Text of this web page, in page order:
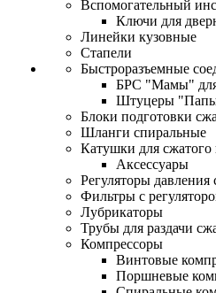
Вспомогательный
Ключи для
Линейки кузовные
Стапели
Быстроразъемные
БРС "Мамы" для
Штуцеры
Блоки подготовки
Шланги спиральные
Катушки для сжатого
Аксессуары
Регуляторы давления
Фильтры с
Лубрикаторы
Трубы для раздачи
Компрессоры
Винтовые
Поршневые